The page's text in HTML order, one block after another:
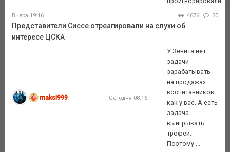
Вчера 19:16 4676 30
Представители Сиссе отреагировали на слухи об
интересе ЦСКА
maksi999 Сегодня 08:16
У Зенита нет
задачи
зарабатывать
на продажах
воспитанников
как у вас. А есть
задача
выигрывать
трофеи.
Поэтому ...